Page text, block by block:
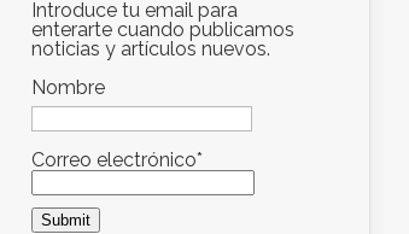
Introduce tu email para
enterarte cuando publicamos
noticias y artículos nuevos.
Nombre
Correo electrónico*